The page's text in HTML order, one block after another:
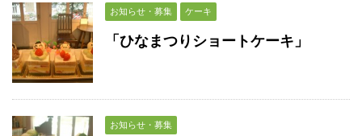
お知らせ・募集 ケーキ
「ひなまつりショートケーキ」
お知らせ・募集